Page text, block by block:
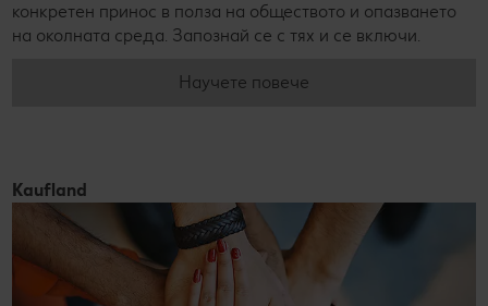
конкретен принос в полза на обществото и опазването
на околната среда. Запознай се с тях и се включи.
Научете повече
Kaufland